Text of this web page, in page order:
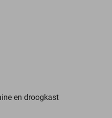
en droogkast